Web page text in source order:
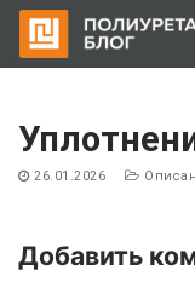
содержимому
26.01.2026
Добавить